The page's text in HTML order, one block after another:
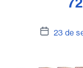
Data23 de